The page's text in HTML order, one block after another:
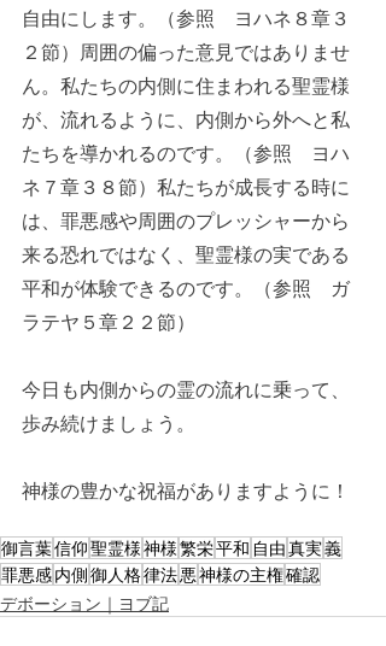
自由にします。（参照　ヨハネ８章３
２節）周囲の偏った意見ではありませ
ん。私たちの内側に住まわれる聖霊様
が、流れるように、内側から外へと私
たちを導かれるのです。（参照　ヨハ
ネ７章３８節）私たちが成長する時に
は、罪悪感や周囲のプレッシャーから
来る恐れではなく、聖霊様の実である
平和が体験できるのです。（参照　ガ
ラテヤ５章２２節）
今日も内側からの霊の流れに乗って、
歩み続けましょう。
神様の豊かな祝福がありますように！
御言葉信仰聖霊様神様繁栄平和 自由真実義
罪悪感内側御人格律法悪神様の主権確認
デボーション｜ヨブ記